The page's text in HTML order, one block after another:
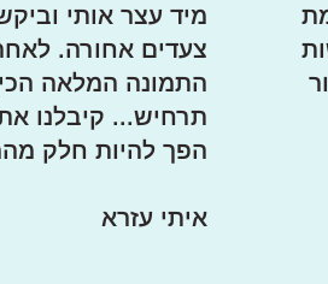
מיד עצר אותי
צעדים אחורה.
התמונה המלאה
תרחיש... קיבלנו
הפך להיות חלק
איתי עזרא